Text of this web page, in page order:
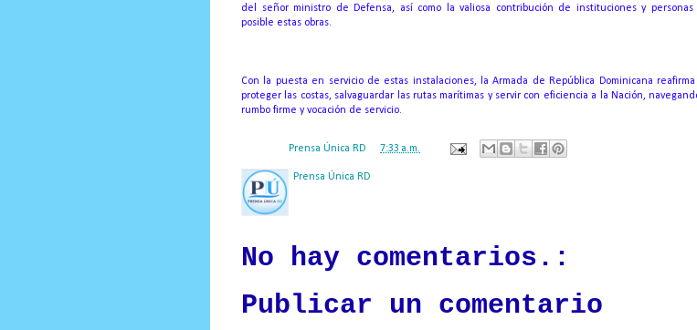
del señor ministro de Defensa, así como la valiosa contribución de instituciones y
posible estas obras.
Con la puesta en servicio de estas instalaciones, la Armada de República Dominicana
proteger las costas, salvaguardar las rutas marítimas y servir con eficiencia a la Nación,
rumbo firme y vocación de servicio.
Prensa Única RD 7:33 a.m.
Prensa Única RD
No hay comentarios.:
Publicar un comentario